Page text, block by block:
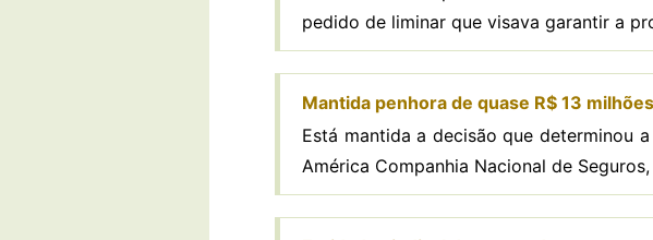
pedido de liminar que visava garantir a
Mantida penhora de quase R$ 13
Está mantida a decisão que determinou
América Companhia Nacional de Seguros,